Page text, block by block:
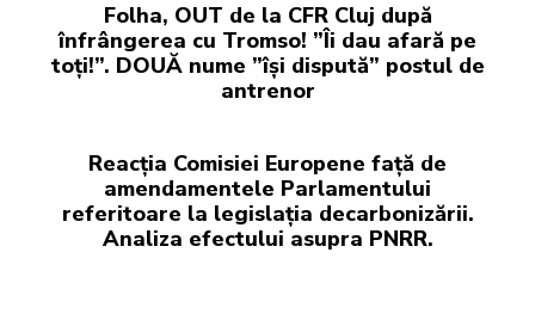
Folha, OUT de la CFR Cluj după
înfrângerea cu Tromso! ”Îi dau afară pe
toți!”. DOUĂ nume ”își dispută” postul de
antrenor
Reacția Comisiei Europene față de
amendamentele Parlamentului
referitoare la legislația decarbonizării.
Analiza efectului asupra PNRR.